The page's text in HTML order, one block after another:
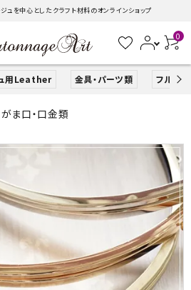
を中心としたクラフト材料のオンラインショップ
0
用Leather 金具・パーツ類 フルキッ
search
新規会員登録
がま口・口金類